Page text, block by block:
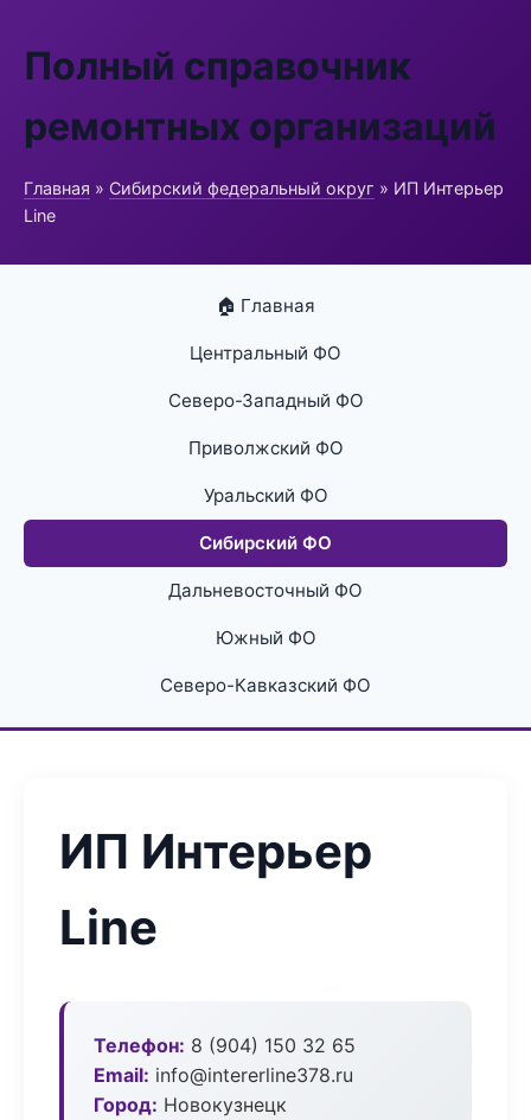
Полный справочник
ремонтных организаций
Главная » Сибирский федеральный округ » ИП Интерьер
Line
🏠 Главная
Центральный ФО
Северо-Западный ФО
Приволжский ФО
Уральский ФО
Сибирский ФО
Дальневосточный ФО
Южный ФО
Северо-Кавказский ФО
ИП Интерьер
Line
Телефон: 8 (904) 150 32 65
Email: info@intererline378.ru
Город: Новокузнецк